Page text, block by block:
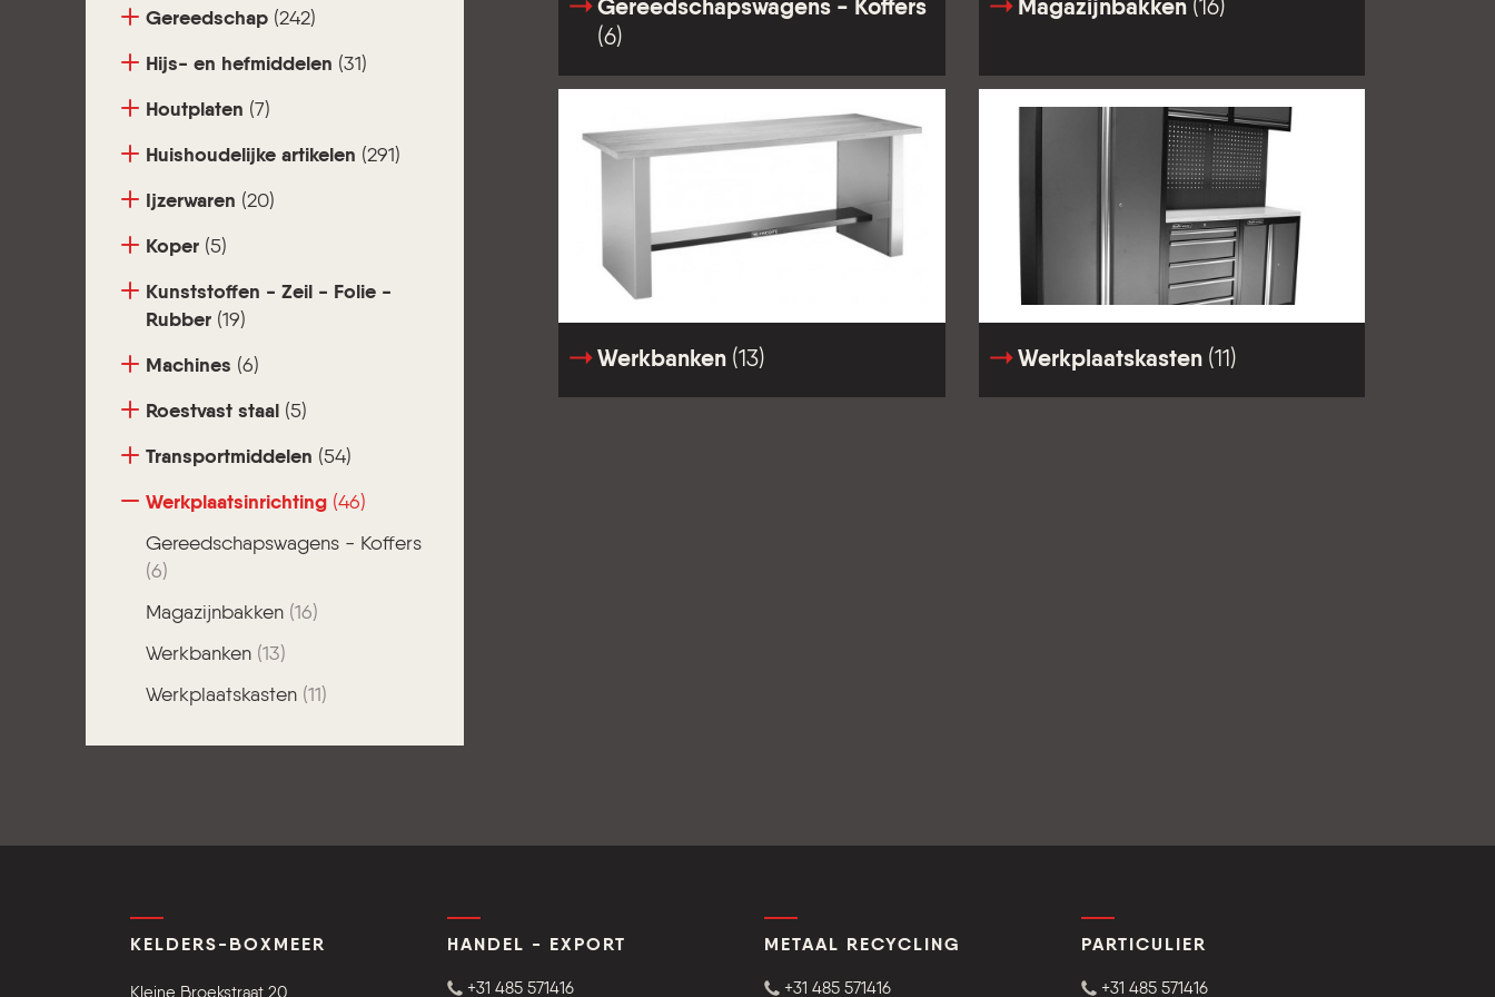
Gereedschap (242)
Hijs- en hefmiddelen (31)
Houtplaten (7)
Huishoudelijke artikelen (291)
Ijzerwaren (20)
Koper (5)
Kunststoffen - Zeil - Folie -
Rubber (19)
Machines (6)
Roestvast staal (5)
Transportmiddelen (54)
Werkplaatsinrichting (46)
Gereedschapswagens - Koffers
(6)
Magazijnbakken (16)
Werkbanken (13)
Werkplaatskasten (11)
Gereedschapswagens - Koffers
(6)
Magazijnbakken (16)
Werkbanken (13) Werkplaatskasten (11)
KELDERS-BOXMEER
Kleine Broekstraat 20
HANDEL - EXPORT
+31 485 571416
METAAL RECYCLING
+31 485 571416
PARTICULIER
+31 485 571416